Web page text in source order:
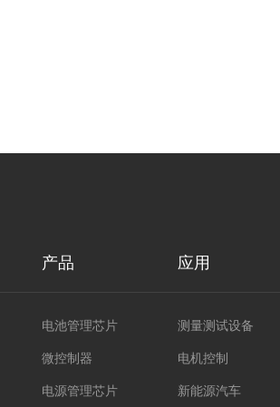
产品
电池管理芯片
微控制器
电源管理芯片
应用
测量测试设备
电机控制
新能源汽车